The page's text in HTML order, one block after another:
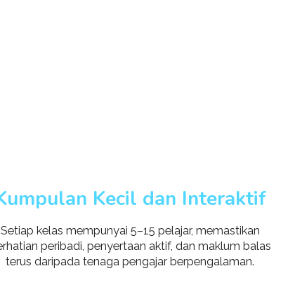
Kecil dan Interaktif
Setiap kelas mempunyai 5–15 pelajar, memastikan
peribadi, penyertaan aktif, dan maklum balas
terus daripada tenaga pengajar berpengalaman.